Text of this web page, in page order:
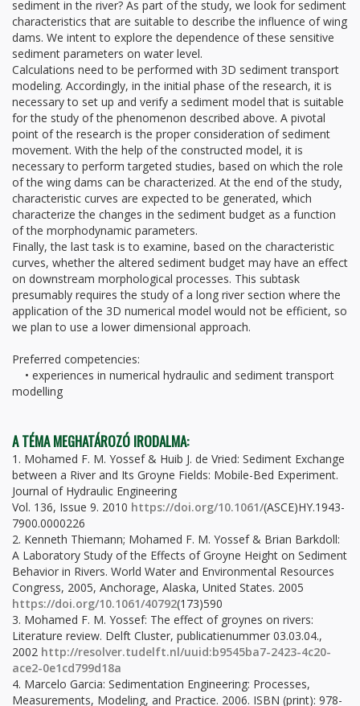
sediment in the river? As part of the study, we look for sediment
characteristics that are suitable to describe the influence of wing
dams. We intent to explore the dependence of these sensitive
sediment parameters on water level.
Calculations need to be performed with 3D sediment transport
modeling. Accordingly, in the initial phase of the research, it is
necessary to set up and verify a sediment model that is suitable
for the study of the phenomenon described above. A pivotal
point of the research is the proper consideration of sediment
movement. With the help of the constructed model, it is
necessary to perform targeted studies, based on which the role
of the wing dams can be characterized. At the end of the study,
characteristic curves are expected to be generated, which
characterize the changes in the sediment budget as a function
of the morphodynamic parameters.
Finally, the last task is to examine, based on the characteristic
curves, whether the altered sediment budget may have an effect
on downstream morphological processes. This subtask
presumably requires the study of a long river section where the
application of the 3D numerical model would not be efficient, so
we plan to use a lower dimensional approach.
Preferred competencies:
• experiences in numerical hydraulic and sediment transport
modelling
A TÉMA MEGHATÁROZÓ IRODALMA:
1. Mohamed F. M. Yossef & Huib J. de Vried: Sediment Exchange
between a River and Its Groyne Fields: Mobile-Bed Experiment.
Journal of Hydraulic Engineering
Vol. 136, Issue 9. 2010 https://doi.org/10.1061/(ASCE)HY.1943-
7900.0000226
2. Kenneth Thiemann; Mohamed F. M. Yossef & Brian Barkdoll:
A Laboratory Study of the Effects of Groyne Height on Sediment
Behavior in Rivers. World Water and Environmental Resources
Congress, 2005, Anchorage, Alaska, United States. 2005
https://doi.org/10.1061/40792(173)590
3. Mohamed F. M. Yossef: The effect of groynes on rivers:
Literature review. Delft Cluster, publicatienummer 03.03.04.,
2002 http://resolver.tudelft.nl/uuid:b9545ba7-2423-4c20-
ace2-0e1cd799d18a
4. Marcelo Garcia: Sedimentation Engineering: Processes,
Measurements, Modeling, and Practice. 2006. ISBN (print): 978-